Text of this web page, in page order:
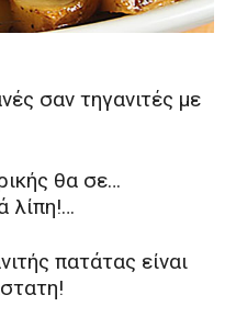
σαν τηγανιτές με
θα σε…
λίπη!…
πατάτας είναι